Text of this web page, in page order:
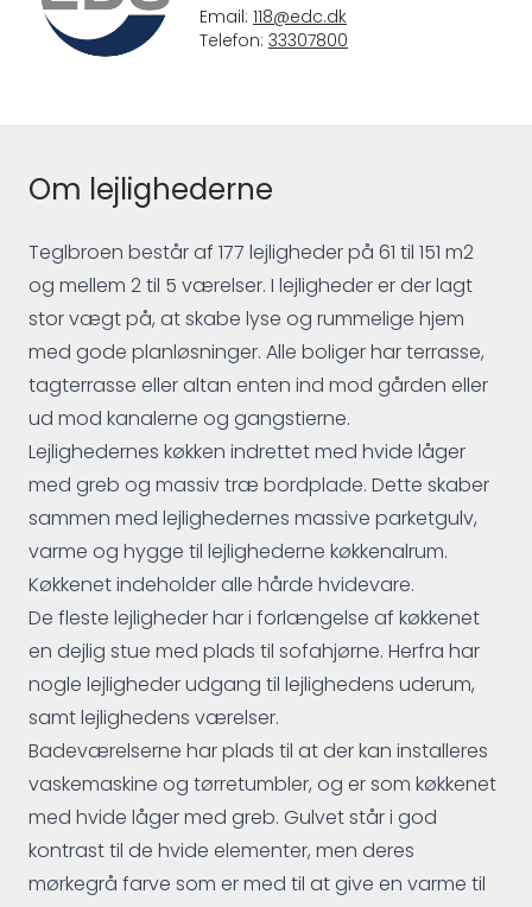
Email: 118@edc.dk
Telefon: 33307800
Om lejlighederne
Teglbroen består af 177 lejligheder på 61 til 151 m2
og mellem 2 til 5 værelser. I lejligheder er der lagt
stor vægt på, at skabe lyse og rummelige hjem
med gode planløsninger. Alle boliger har terrasse,
tagterrasse eller altan enten ind mod gården eller
ud mod kanalerne og gangstierne.
Lejlighedernes køkken indrettet med hvide låger
med greb og massiv træ bordplade. Dette skaber
sammen med lejlighedernes massive parketgulv,
varme og hygge til lejlighederne køkkenalrum.
Køkkenet indeholder alle hårde hvidevare.
De fleste lejligheder har i forlængelse af køkkenet
en dejlig stue med plads til sofahjørne. Herfra har
nogle lejligheder udgang til lejlighedens uderum,
samt lejlighedens værelser.
Badeværelserne har plads til at der kan installeres
vaskemaskine og tørretumbler, og er som køkkenet
med hvide låger med greb. Gulvet står i god
kontrast til de hvide elementer, men deres
mørkegrå farve som er med til at give en varme til